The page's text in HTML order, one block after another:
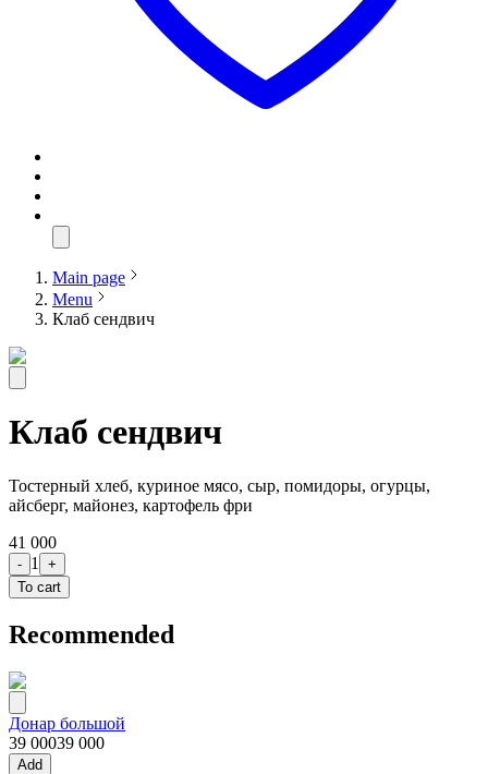
Main page
Menu
Клаб сендвич
Клаб сендвич
Тостерный хлеб, куриное мясо, сыр, помидоры, огурцы,
айсберг, майонез, картофель фри
41 000
- 1
+
To cart
Recommended
Донар большой
39 00039 000
Add